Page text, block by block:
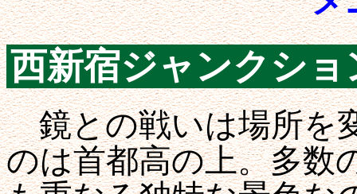
西新宿ジャンクショ
鏡との戦いは場所を
のは首都高の上。多数